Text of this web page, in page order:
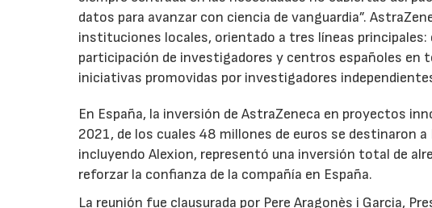
datos para avanzar con ciencia de vanguardia”.
instituciones locales, orientado a tres líneas
participación de investigadores y centros españoles en
iniciativas promovidas por investigadores
En España, la inversión de AstraZeneca en proyectos
2021, de los cuales 48 millones de euros se destinaron
incluyendo Alexion, representó una inversión total de
reforzar la confianza de la compañía en España.
La reunión fue clausurada por Pere Aragonès i Garcia,